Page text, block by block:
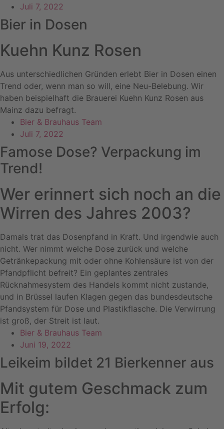
Juli 7, 2022
Bier in Dosen
Kuehn Kunz Rosen
Aus unterschiedlichen Gründen erlebt Bier in Dosen einen
Trend oder, wenn man so will, eine Neu-Belebung. Wir
haben beispielhaft die Brauerei Kuehn Kunz Rosen aus
Mainz dazu befragt.
Bier & Brauhaus Team
Juli 7, 2022
Famose Dose? Verpackung im
Trend!
Wer erinnert sich noch an die
Wirren des Jahres 2003?
Damals trat das Dosenpfand in Kraft. Und irgendwie auch
nicht. Wer nimmt welche Dose zurück und welche
Getränkepackung mit oder ohne Kohlensäure ist von der
Pfandpflicht befreit? Ein geplantes zentrales
Rücknahmesystem des Handels kommt nicht zustande,
und in Brüssel laufen Klagen gegen das bundesdeutsche
Pfandsystem für Dose und Plastikflasche. Die Verwirrung
ist groß, der Streit ist laut.
Bier & Brauhaus Team
Juni 19, 2022
Leikeim bildet 21 Bierkenner aus
Mit gutem Geschmack zum
Erfolg: